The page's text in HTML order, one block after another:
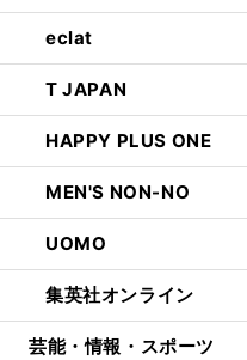
eclat
T JAPAN
HAPPY PLUS ONE
MEN'S NON-NO
UOMO
集英社オンライン
芸能・情報・スポーツ